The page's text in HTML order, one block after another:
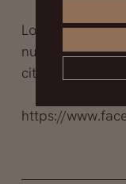
Los excesos
nuestro
cita al 915 54
https://